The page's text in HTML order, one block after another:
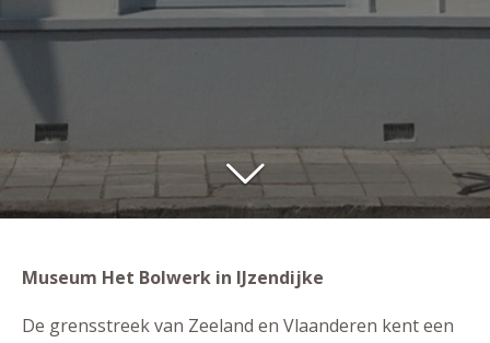
Museum Het Bolwerk in IJzendijke
De grensstreek van Zeeland en Vlaanderen kent een